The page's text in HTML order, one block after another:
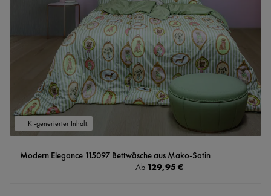
KI-generierter Inhalt.
Modern Elegance 115097 Bettwäsche aus Mako-Satin
Regulärer Preis:
Ab 129,95 €